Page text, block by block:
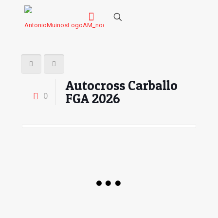
0
Autocross Carballo
FGA 2026